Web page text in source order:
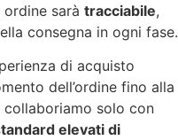
sarà tracciabile,
consegna in ogni fase.
di acquisto
dell’ordine fino alla
collaboriamo solo con
elevati di